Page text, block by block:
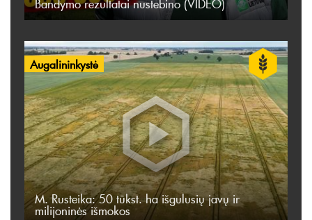
Bandymo rezultatai nustebino (VIDEO)
Augalininkystė
M. Rusteika: 50 tūkst. ha išgulusių javų ir
milijoninės išmokos